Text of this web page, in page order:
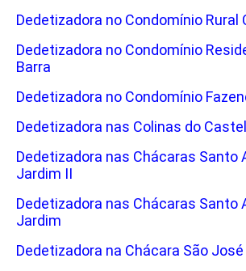
Dedetizadora no Condomínio Rural
Dedetizadora no Condomínio
Barra
Dedetizadora no Condomínio
Dedetizadora nas Colinas do
Dedetizadora nas Chácaras Santo
Jardim II
Dedetizadora nas Chácaras Santo
Jardim
Dedetizadora na Chácara São José